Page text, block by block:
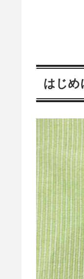
はじめ